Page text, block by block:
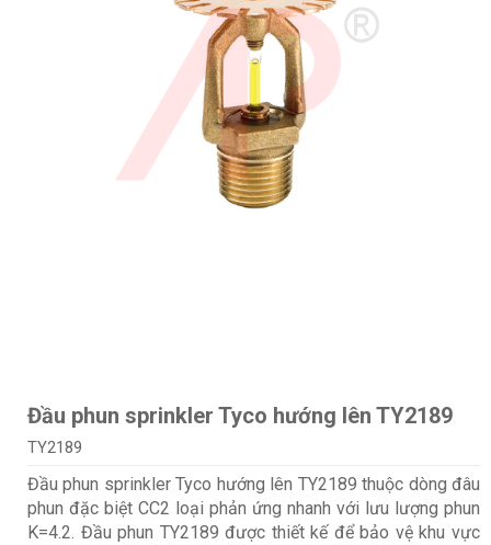
Đầu phun sprinkler Tyco hướng lên TY2189
TY2189
Đầu phun sprinkler Tyco hướng lên TY2189 thuộc dòng đâu
phun đặc biệt CC2 loại phản ứng nhanh với lưu lượng phun
K=4.2. Đầu phun TY2189 được thiết kế để bảo vệ khu vực